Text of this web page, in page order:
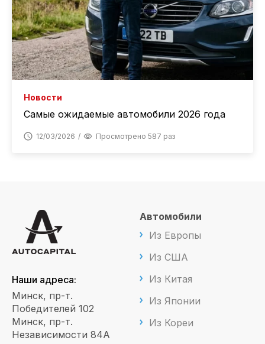
Новости
Самые ожидаемые автомобили 2026 года
12/03/2026 Просмотрено 587 раз
Наши адреса:
Минск, пр-т.
Победителей 102
Минск, пр-т.
Независимости 84А
Автомобили
Из Европы
Из США
Из Китая
Из Японии
Из Кореи